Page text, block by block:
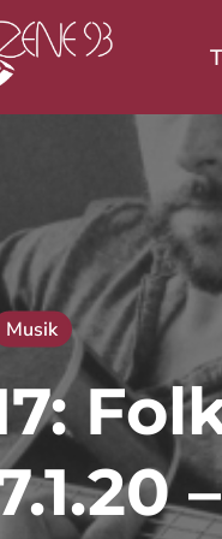
Musik